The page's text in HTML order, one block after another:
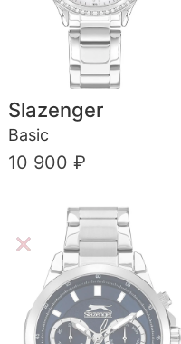
Slazenger
Basic
10 900 ₽